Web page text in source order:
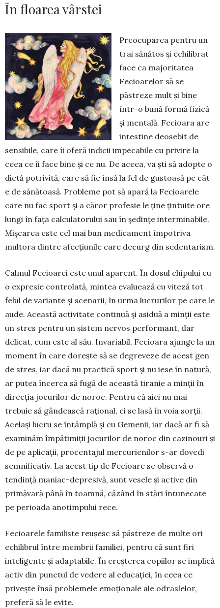
În floarea vârstei
Preocuparea pentru un
trai sănătos și echilibrat
face ca majoritatea
Fecioarelor să se
păstreze mult și bine
într-o bună formă fizică
și men­tală. Fe­cioa­ra are
intestine deosebit de
sensibile, care îi oferă indicii impecabile cu privire la
ceea ce îi face bine și ce nu. De aceea, va ști să adopte o
dietă po­tri­vită, care să fie însă la fel de gustoasă pe cât
e de sănătoasă. Probleme pot să apară la Fecioarele
care nu fac sport și a căror profesie le ține țintuite ore
lungi în fața calculatorului sau în ședințe inter­minabile.
Mișcarea este cel mai bun medicament împotriva
multora dintre afecțiunile care decurg din sedentarism.
Calmul Fecioarei este unul aparent. În dosul chi­pului cu
o expresie controlată, mintea evaluea­ză cu viteză tot
felul de variante și scenarii, în urma lucrurilor pe care le
aude. Această activitate continuă și asiduă a minții este
un stres pentru un sistem nervos performant, dar
delicat, cum este al său. Invariabil, Fecioara ajunge la un
moment în care dorește să se degreveze de acest gen
de stres, iar dacă nu practică sport și nu iese în natură,
ar putea încerca să fugă de această tiranie a minții în
direcția jocurilor de noroc. Pentru că aici nu mai
trebuie să gândească rațional, ci se lasă în voia sorții.
Același lucru se întâmplă și cu Gemenii, iar da­că ar fi să
examinăm împătimiții jocurilor de noroc din cazinouri și
de pe aplicații, procentajul mercurienilor s-ar dovedi
semnificativ. La acest tip de Fecioare se observă o
tendință maniac-de­pre­sivă, sunt vesele și active din
primăvară până în toamnă, căzând în stări întunecate
pe perioada anotimpului rece.
Fecioarele familiste reușesc să păstreze de multe ori
echilibrul între membrii familiei, pentru că sunt firi
inteligente și adaptabile. În creșterea copiilor se implică
activ din punctul de vedere al educației, în ceea ce
privește însă problemele emoționale ale odraslelor,
preferă să le evite.